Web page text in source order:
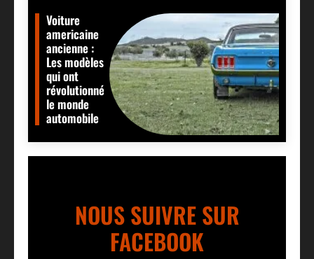
Voiture
americaine
ancienne :
Les modèles
qui ont
révolutionné
le monde
automobile
NOUS SUIVRE SUR
FACEBOOK